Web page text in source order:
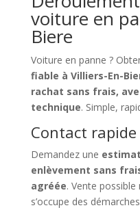
voiture en
Biere
Voiture en panne ?
fiable à Villiers-En-
rachat sans frais,
technique. Simple,
Contact rapide
Demandez une
enlèvement sans
agréée. Vente
s’occupe des démarches